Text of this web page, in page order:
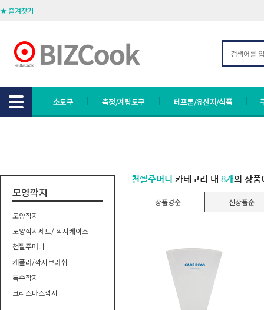
★ 즐겨찾기
소도구 측정/계량도구 테프론/유산지/식품
모양깍지
모양깍지
모양깍지세트/ 깍지케이스
천짤주머니
캐플러/깍지브러쉬
특수깍지
크리스마스깍지
천짤주머니 카테고리 내 8개의 상품
상품명순 신상품순